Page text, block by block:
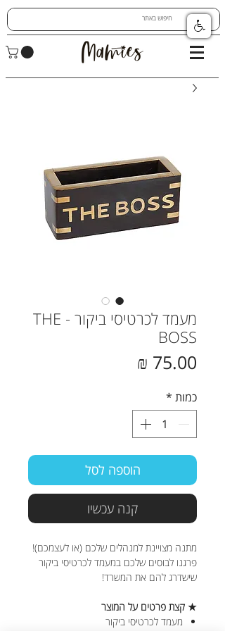
מעמד לכרטיסי ביקור - THE
BOSS
כמות *
הוספה לסל
קנה עכשיו
מתנה מצויינת למנהלים שלכם (או לעצמכם)!
פרגנו לבוסים שלכם במעמד לכרטיסי ביקור
שישדרג להם את המשרד!
★ קצת פרטים על המוצר
מעמד לכרטיסי ביקור